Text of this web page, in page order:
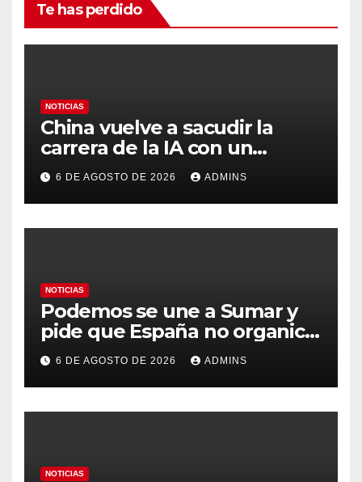
Te has perdido
NOTICIAS
China vuelve a sacudir la
carrera de la IA con un
modelo capaz de trabajar
durante días sin intervención
humana
6 DE AGOSTO DE 2026 ADMINS
NOTICIAS
Podemos se une a Sumar y
pide que España no organice
el Mundial 2030 con
Marruecos por «atentar
contra la soberanía nacional»
6 DE AGOSTO DE 2026 ADMINS
NOTICIAS